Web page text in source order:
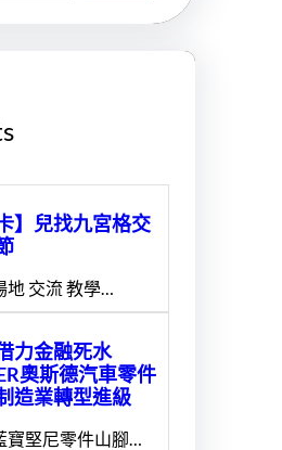
】兒找九宮格交
交流 教學…
力金融死水
奧斯德汽車零件
造業轉型進級
寶堅尼零件山腳…